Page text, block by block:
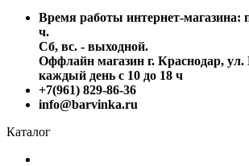
Время работы интернет-магазина:
ч.
Сб, вс. - выходной.
Оффлайн магазин г. Краснодар, ул.
каждый день с 10 до 18 ч
+7(961) 829-86-36
info@barvinka.ru
Каталог